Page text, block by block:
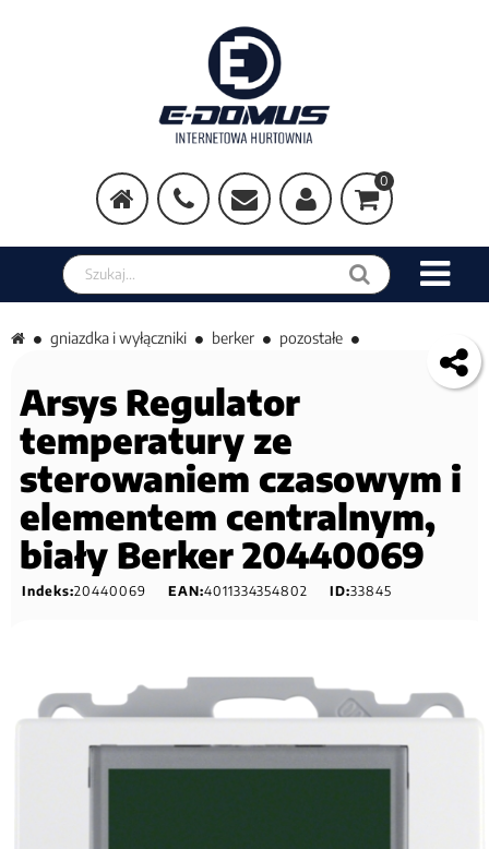
0
Szukaj w sklepie
gniazdka i wyłączniki berker pozostałe
Arsys Regulator
temperatury ze
sterowaniem czasowym i
elementem centralnym,
biały Berker 20440069
Indeks:20440069 EAN:4011334354802 ID:33845